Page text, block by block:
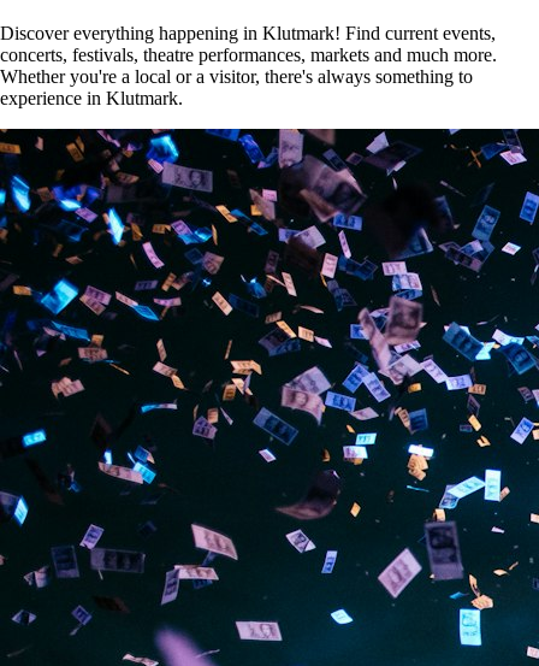
Discover everything happening in Klutmark! Find current events,
concerts, festivals, theatre performances, markets and much more.
Whether you're a local or a visitor, there's always something to
experience in Klutmark.